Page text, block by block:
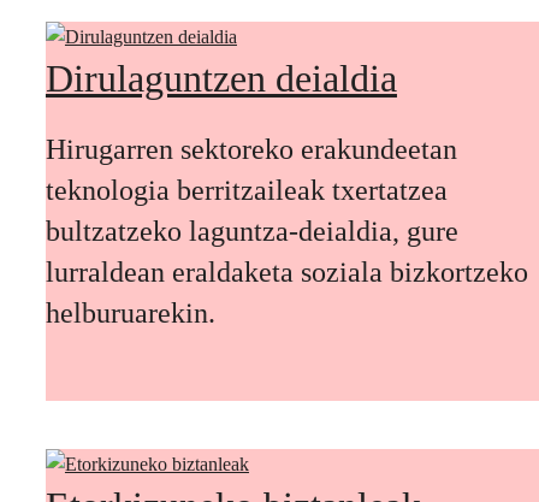
Dirulaguntzen deialdia
Hirugarren sektoreko erakundeetan
teknologia berritzaileak txertatzea
bultzatzeko laguntza-deialdia, gure
lurraldean eraldaketa soziala bizkortzeko
helburuarekin.